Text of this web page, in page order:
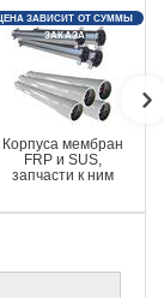
Корпуса мембран
FRP и SUS,
запчасти к ним
ЗАВИСИТ ОТ СУММЫ
ЗАКАЗА